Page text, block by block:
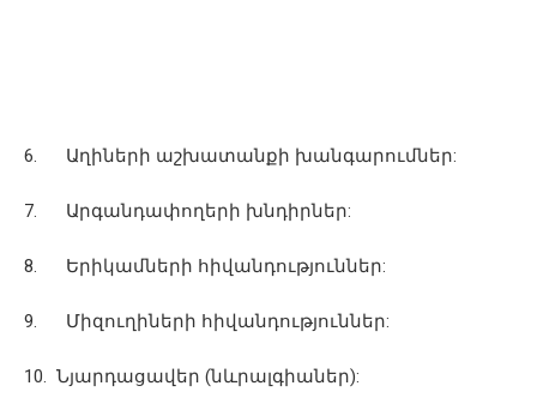
6. Աղիների աշխատանքի խանգարումներ:
7. Արգանդափողերի խնդիրներ:
8. Երիկամների հիվանդություններ:
9. Միզուղիների հիվանդություններ:
10. Նյարդացավեր (նևրալգիաներ):